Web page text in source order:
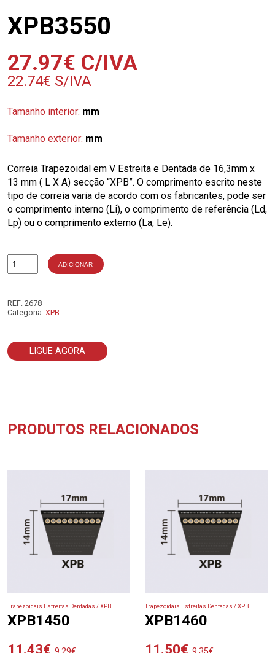
XPB3550
27.97€ C/IVA
22.74€ S/IVA
Tamanho interior: mm
Tamanho exterior: mm
Correia Trapezoidal em V Estreita e Dentada de 16,3mm x
13 mm ( L X A) secção “XPB”. O comprimento escrito neste
tipo de correia varia de acordo com os fabricantes, pode ser
o comprimento interno (Li), o comprimento de referência (Ld,
Lp) ou o comprimento externo (La, Le).
Quantidade
ADICIONAR
REF: 2678
Categoria: XPB
LIGUE AGORA
PRODUTOS RELACIONADOS
Trapezoidais Estreitas Dentadas / XPB
XPB1450
11.43€
Trapezoidais Estreitas Dentadas / XPB
XPB1460
11.50€